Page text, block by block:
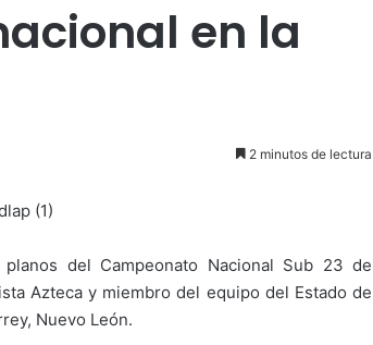
en la
2 minutos de lectura
del Campeonato Nacional Sub 23 de
Azteca y miembro del equipo del Estado de
Nuevo León.